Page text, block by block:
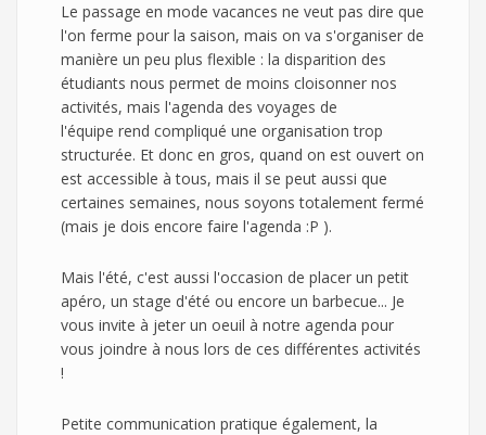
Le passage en mode vacances ne veut pas dire que
l'on ferme pour la saison, mais on va s'organiser de
manière un peu plus flexible : la disparition des
étudiants nous permet de moins cloisonner nos
activités, mais l'agenda des voyages de
l'équipe rend compliqué une organisation trop
structurée. Et donc en gros, quand on est ouvert on
est accessible à tous, mais il se peut aussi que
certaines semaines, nous soyons totalement fermé
(mais je dois encore faire l'agenda :P ).
Mais l'été, c'est aussi l'occasion de placer un petit
apéro, un stage d'été ou encore un barbecue... Je
vous invite à jeter un oeuil à notre agenda pour
vous joindre à nous lors de ces différentes activités
!
Petite communication pratique également, la